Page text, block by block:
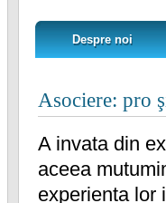
Despre noi
Despre noi
Asociere: pro
A invata din
aceea
experienta lor